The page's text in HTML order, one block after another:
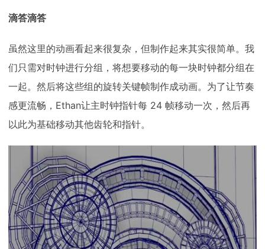
滴答滴答
虽然这里的动画看起来很复杂，但制作起来其实很简单。我
们只需对时钟进行分组，将想要移动的每一块时钟都分组在
一起。然后将这些组的旋转关键帧制作成动画。为了让节奏
感更流畅，Ethan让主时钟指针每 24 帧移动一次，然后再
以此为基础移动其他齿轮和指针。